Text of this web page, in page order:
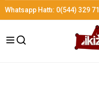
Whatsapp Hattı: 0(544) 329